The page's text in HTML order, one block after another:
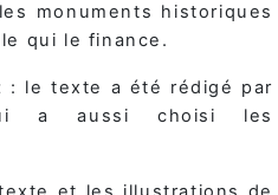
monuments historiques
qui le finance.
: le texte a été rédigé par
a aussi choisi les